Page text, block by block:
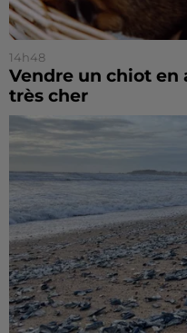
14h48
Vendre un chiot
très cher